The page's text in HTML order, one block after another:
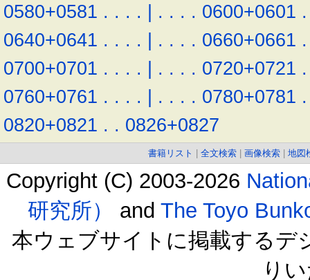
0580+0581 . . . . | . . . . 0600+0601 .
0640+0641 . . . . | . . . . 0660+0661 .
0700+0701 . . . . | . . . . 0720+0721 .
0760+0761 . . . . | . . . . 0780+0781 .
0820+0821 . . 0826+0827
書籍リスト 全文検索 画像検索 地図
Copyright (C) 2003-2026
研究所）
and The Toyo
本ウェブサイトに掲載するデ
り